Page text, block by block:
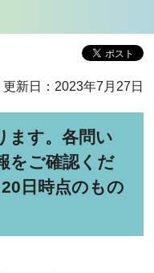
更新日：2023年7月27日
ます。各問い
をご確認くだ
日時点のもの